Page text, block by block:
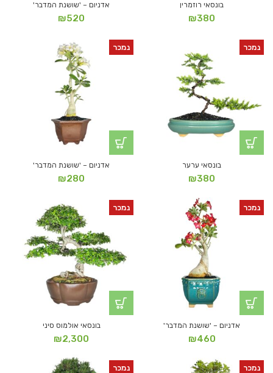
בונסאי רוזמרין
₪380
אדניום – 'שושנת המדבר'
₪520
נמכר
בונסאי ערער
₪380
נמכר
אדניום – 'שושנת המדבר'
₪280
נמכר
אדניום – 'שושנת המדבר'
₪460
נמכר
בונסאי אולמוס סיני
₪2,300
נמכר נמכר